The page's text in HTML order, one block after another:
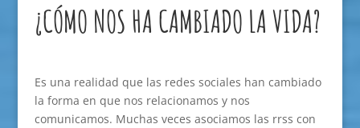
¿CÓMO NOS HA CAMBIADO LA VIDA?
Es una realidad que las redes sociales han cambiado
la forma en que nos relacionamos y nos
comunicamos. Muchas veces asociamos las rrss con